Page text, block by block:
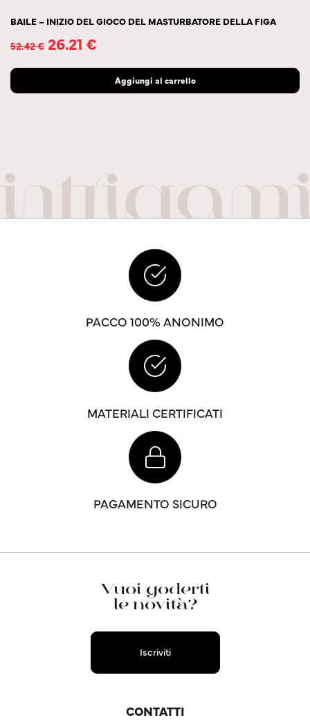
BAILE – INIZIO DEL GIOCO DEL MASTURBATORE DELLA FIGA
52.42€ 26.21 €
Aggiungi al carrello
PACCO 100% ANONIMO
MATERIALI CERTIFICATI
PAGAMENTO SICURO
Vuoi goderti
le novità?
Iscriviti
CONTATTI